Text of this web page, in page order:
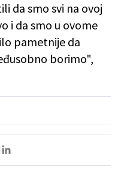
da smo svi na ovoj
i da smo u ovome
pametnije da
borimo",